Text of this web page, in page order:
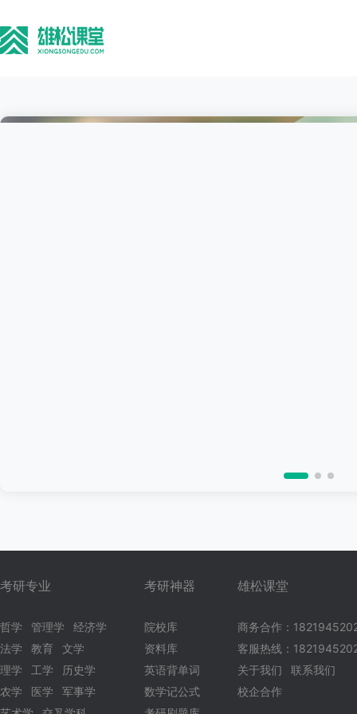
考研专业
哲学 管理学
经济学
法学
教育
文学
理学
工学
历史学
农学
医学
军事学
考研神器
院校库
资料库
英语背单词
数学记公式
雄松课堂
商务合作：
客服热线：
关于我们
联系我们
校企合作